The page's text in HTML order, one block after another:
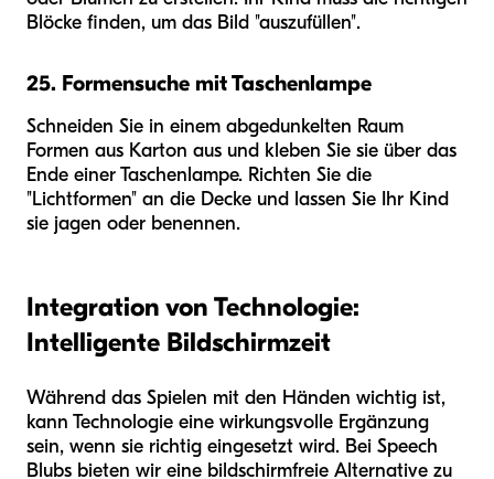
Blöcke finden, um das Bild "auszufüllen".
25. Formensuche mit Taschenlampe
Schneiden Sie in einem abgedunkelten Raum
Formen aus Karton aus und kleben Sie sie über das
Ende einer Taschenlampe. Richten Sie die
"Lichtformen" an die Decke und lassen Sie Ihr Kind
sie jagen oder benennen.
Integration von Technologie:
Intelligente Bildschirmzeit
Während das Spielen mit den Händen wichtig ist,
kann Technologie eine wirkungsvolle Ergänzung
sein, wenn sie richtig eingesetzt wird. Bei Speech
Blubs bieten wir eine bildschirmfreie Alternative zu